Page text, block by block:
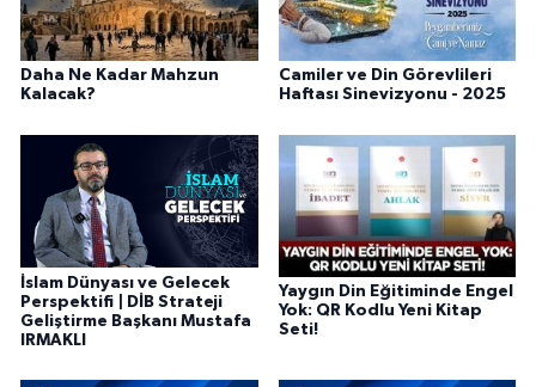
Daha Ne Kadar Mahzun
Kalacak?
Camiler ve Din Görevlileri
Haftası Sinevizyonu - 2025
İslam Dünyası ve Gelecek
Perspektifi | DİB Strateji
Geliştirme Başkanı Mustafa
IRMAKLI
Yaygın Din Eğitiminde Engel
Yok: QR Kodlu Yeni Kitap
Seti!
Sinop Müftülüğü
Şanlıurfa Müftülüğü
Şırnak Müftülüğü
Tekirdağ Müftülüğü